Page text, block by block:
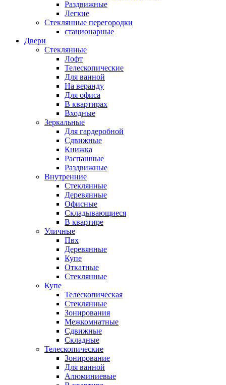
Раздвижные
Легкие
Стеклянные перегородки
стационарные
Двери
Стеклянные
Лофт
Телескопические
Для ванной
На веранду
Для офиса
В квартирах
Входные
Зеркальные
Для гардеробной
Сдвижные
Книжка
Распашные
Раздвижные
Внутренние
Стеклянные
Деревянные
Офисные
Складывающиеся
В квартире
Уличные
Пвх
Деревянные
Купе
Откатные
Стеклянные
Купе
Телескопическая
Стеклянные
Зонирования
Межкомнатные
Сдвижные
Складные
Телескопические
Зонирование
Для ванной
Алюминиевые